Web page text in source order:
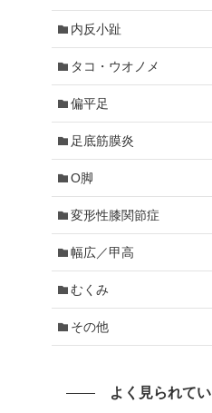
内反小趾
タコ・ウオノメ
偏平足
足底筋膜炎
O脚
変形性膝関節症
幅広／甲高
むくみ
その他
よく見られて